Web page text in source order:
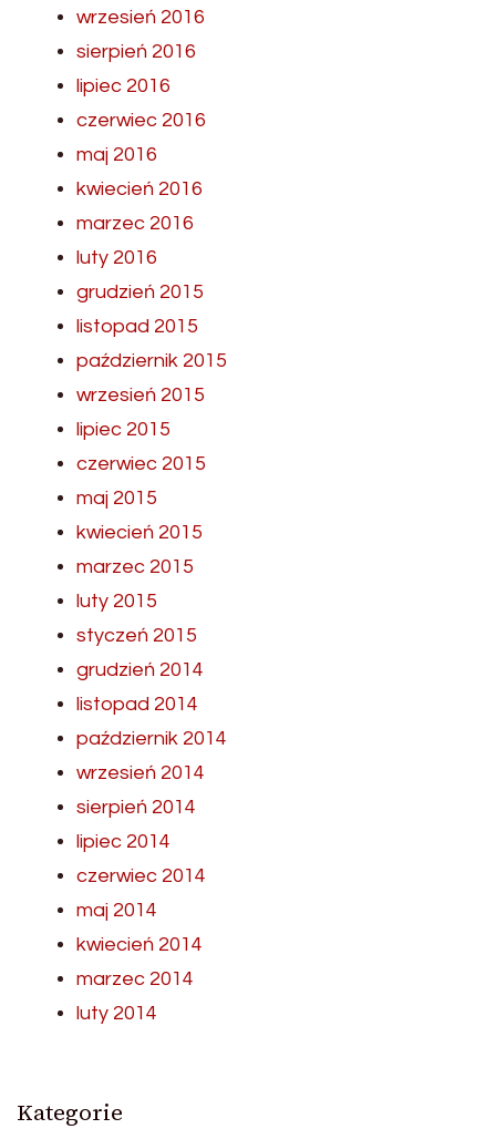
wrzesień 2016
sierpień 2016
lipiec 2016
czerwiec 2016
maj 2016
kwiecień 2016
marzec 2016
luty 2016
grudzień 2015
listopad 2015
październik 2015
wrzesień 2015
lipiec 2015
czerwiec 2015
maj 2015
kwiecień 2015
marzec 2015
luty 2015
styczeń 2015
grudzień 2014
listopad 2014
październik 2014
wrzesień 2014
sierpień 2014
lipiec 2014
czerwiec 2014
maj 2014
kwiecień 2014
marzec 2014
luty 2014
Kategorie